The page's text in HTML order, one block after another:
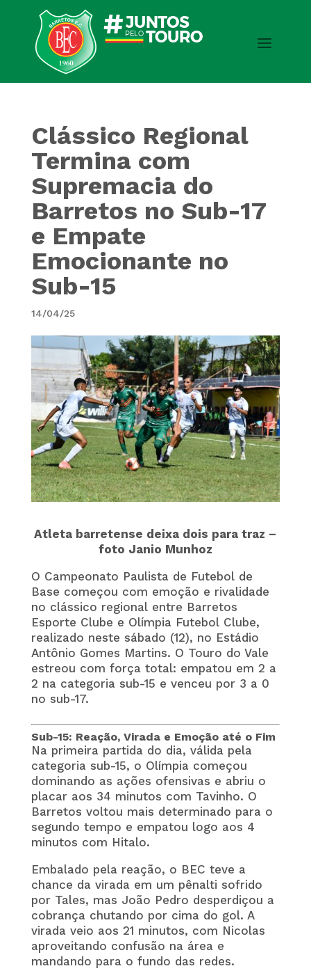
Clássico Regional
Termina com
Supremacia do
Barretos no Sub-17
e Empate
Emocionante no
Sub-15
14/04/25
Atleta barretense deixa dois para traz –
foto Janio Munhoz
O Campeonato Paulista de Futebol de
Base começou com emoção e rivalidade
no clássico regional entre Barretos
Esporte Clube e Olímpia Futebol Clube,
realizado neste sábado (12), no Estádio
Antônio Gomes Martins. O Touro do Vale
estreou com força total: empatou em 2 a
2 na categoria sub-15 e venceu por 3 a 0
no sub-17.
Sub-15: Reação, Virada e Emoção até o Fim
Na primeira partida do dia, válida pela
categoria sub-15, o Olímpia começou
dominando as ações ofensivas e abriu o
placar aos 34 minutos com Tavinho. O
Barretos voltou mais determinado para o
segundo tempo e empatou logo aos 4
minutos com Hitalo.
Embalado pela reação, o BEC teve a
chance da virada em um pênalti sofrido
por Tales, mas João Pedro desperdiçou a
cobrança chutando por cima do gol. A
virada veio aos 21 minutos, com Nicolas
aproveitando confusão na área e
mandando para o fundo das redes.